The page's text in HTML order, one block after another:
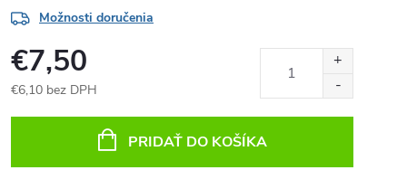
Možnosti doručenia
€7,50
€6,10 bez DPH
PRIDAŤ DO KOŠÍKA